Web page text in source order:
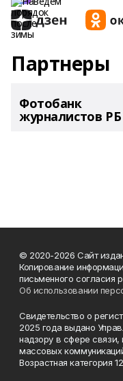
Партнеры
Фотобанк
журналистов РБ
© 2020-2026 Сайт
Копирование
письменного согласия
Об использовании
Свидетельство о
2025 года выдано
надзору в сфере связи,
массовых
Возрастная категория